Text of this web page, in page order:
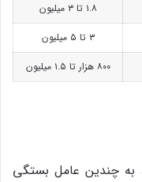
۱.۸ تا ۳ میلیون
۳ تا ۵ میلیون
۸۰۰ هزار تا ۱.۵ میلیون
به چندین عامل بستگی